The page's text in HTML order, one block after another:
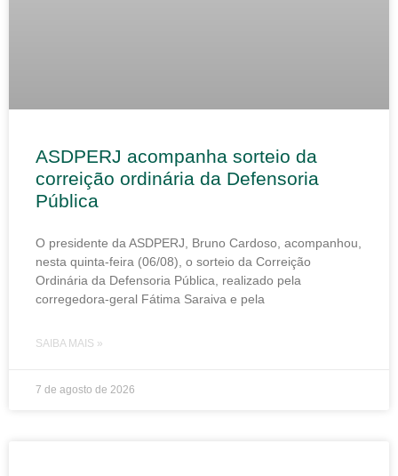
ASDPERJ acompanha sorteio da
correição ordinária da Defensoria
Pública
O presidente da ASDPERJ, Bruno Cardoso, acompanhou,
nesta quinta-feira (06/08), o sorteio da Correição
Ordinária da Defensoria Pública, realizado pela
corregedora-geral Fátima Saraiva e pela
SAIBA MAIS »
7 de agosto de 2026